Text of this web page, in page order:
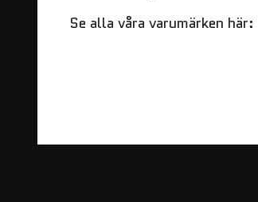
Se alla våra varumärken här: